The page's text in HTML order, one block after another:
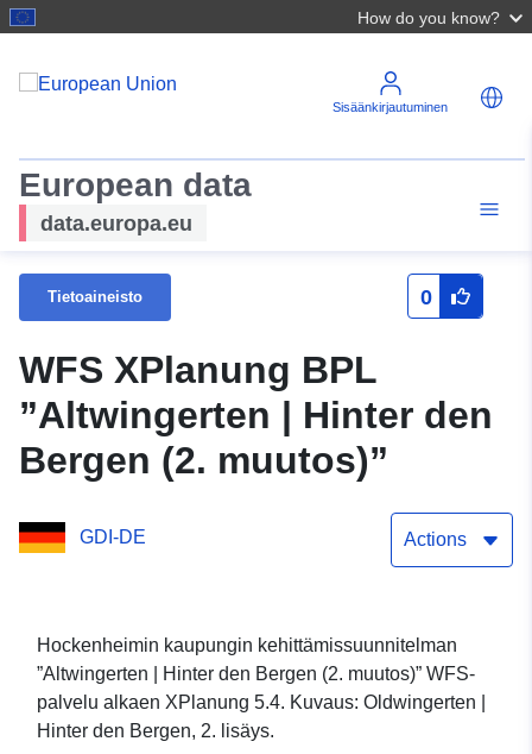
How do you know?
Sisäänkirjautuminen
European data
data.europa.eu
Tietoaineisto 0
WFS XPlanung BPL
”Altwingerten | Hinter den
Bergen (2. muutos)”
GDI-DE Actions
Hockenheimin kaupungin kehittämissuunnitelman
”Altwingerten | Hinter den Bergen (2. muutos)” WFS-
palvelu alkaen XPlanung 5.4. Kuvaus: Oldwingerten |
Hinter den Bergen, 2. lisäys.